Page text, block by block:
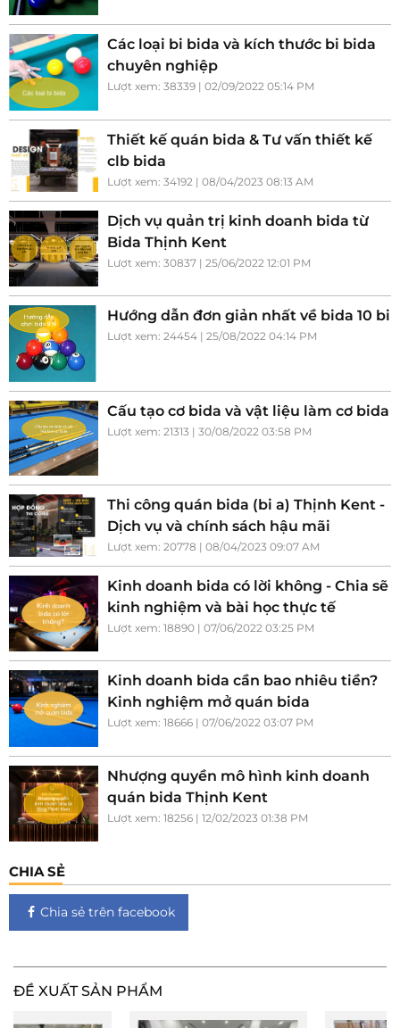
Các loại bi bida và kích thước bi bida
chuyên nghiệp
Lượt xem: 38339 | 02/09/2022 05:14 PM
Thiết kế quán bida & Tư vấn thiết kế
clb bida
Lượt xem: 34192 | 08/04/2023 08:13 AM
Dịch vụ quản trị kinh doanh bida từ
Bida Thịnh Kent
Lượt xem: 30837 | 25/06/2022 12:01 PM
Hướng dẫn đơn giản nhất về bida 10 bi
Lượt xem: 24454 | 25/08/2022 04:14 PM
Cấu tạo cơ bida và vật liệu làm cơ bida
Lượt xem: 21313 | 30/08/2022 03:58 PM
Thi công quán bida (bi a) Thịnh Kent -
Dịch vụ và chính sách hậu mãi
Lượt xem: 20778 | 08/04/2023 09:07 AM
Kinh doanh bida có lời không - Chia sẽ
kinh nghiệm và bài học thực tế
Lượt xem: 18890 | 07/06/2022 03:25 PM
Kinh doanh bida cần bao nhiêu tiền?
Kinh nghiệm mở quán bida
Lượt xem: 18666 | 07/06/2022 03:07 PM
Nhượng quyền mô hình kinh doanh
quán bida Thịnh Kent
Lượt xem: 18256 | 12/02/2023 01:38 PM
CHIA SẺ
Chia sẻ trên facebook
ĐỀ XUẤT SẢN PHẨM